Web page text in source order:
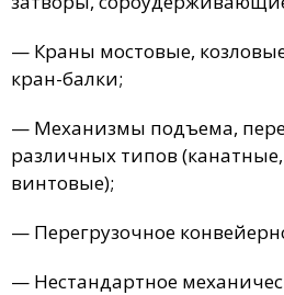
— Краны мостовые,
кран-балки;
— Механизмы подъема,
различных типов
винтовые);
— Перегрузочное
— Нестандартное